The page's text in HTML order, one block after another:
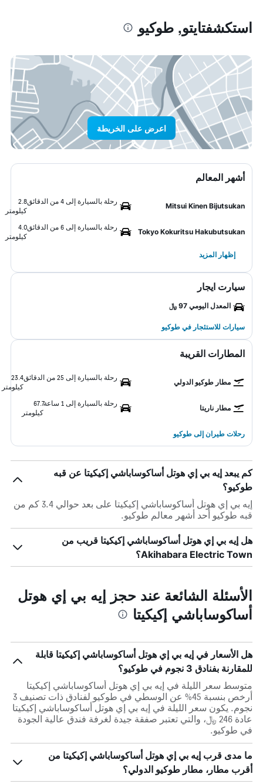
استكشفتايتو, طوكيو
اعرض على الخريطة
أشهر المعالم
Mitsui Kinen Bijutsukan
رحلة بالسيارة إلى 4 من الدقائق
2.8
كيلومتر
Tokyo Kokuritsu Hakubutsukan
رحلة بالسيارة إلى 6 من الدقائق
4.0
كيلومتر
إظهار المزيد
سيارت ايجار
المعدل اليومي 97 ﷼
سيارات للاستئجار في طوكيو
المطارات القريبة
مطار طوكيو الدولي
رحلة بالسيارة إلى 25 من الدقائق
23.4
كيلومتر
مطار ناريتا
رحلة بالسيارة إلى 1 ساعة
67.7
كيلومتر
رحلات طيران إلى طوكيو
كم يبعد إيه بي إي هوتل أساكوساباشي إكيكيتا عن قبه
طوكيو؟
إيه بي إي هوتل أساكوساباشي إكيكيتا على بعد حوالي 3.4 كم من
قبه طوكيو أحد أشهر معالم طوكيو.
هل إيه بي إي هوتل أساكوساباشي إكيكيتا قريب من
Akihabara Electric Town؟
الأسئلة الشائعة عند حجز إيه بي إي هوتل
أساكوساباشي إكيكيتا
هل الأسعار في إيه بي إي هوتل أساكوساباشي إكيكيتا قابلة
للمقارنة بفنادق 3 نجوم في طوكيو؟
متوسط سعر الليلة في إيه بي إي هوتل أساكوساباشي إكيكيتا
أرخص بنسبة 45% عن الوسطي في طوكيو لفنادق ذات تصنيف 3
نجوم. يكون سعر الليلة في إيه بي إي هوتل أساكوساباشي إكيكيتا
عادة 246 ﷼، والتي تعتبر صفقة جيدة لغرفة فندق عالية الجودة
في طوكيو.
ما مدى قرب إيه بي إي هوتل أساكوساباشي إكيكيتا من
أقرب مطار، مطار طوكيو الدولي؟